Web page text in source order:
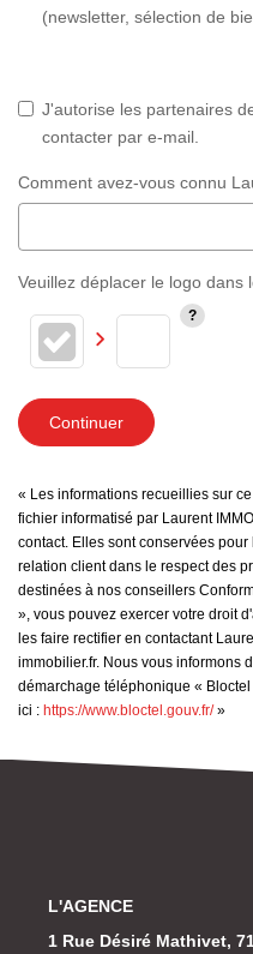
(newsletter, sélection de
J'autorise les partenaires
contacter par e-mail.
Comment avez-vous connu
Veuillez déplacer le logo dans
Continuer
« Les informations recueillies sur
fichier informatisé par Laurent
contact. Elles sont conservées
relation client dans le respect des
destinées à nos conseillers
», vous pouvez exercer votre droit
les faire rectifier en contactant
immobilier.fr. Nous vous informons
démarchage téléphonique «
ici : https://www.bloctel.gouv.fr/»
L'AGENCE
1 Rue Désiré Mathivet,